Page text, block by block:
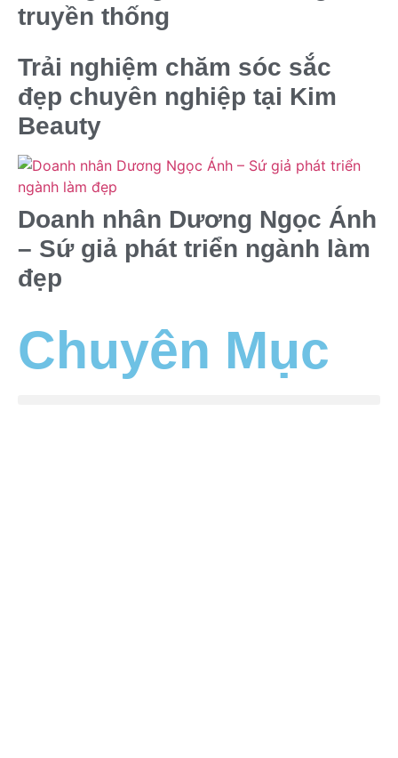
truyền thống
Trải nghiệm chăm sóc sắc
đẹp chuyên nghiệp tại Kim
Beauty
Doanh nhân Dương Ngọc Ánh
– Sứ giả phát triển ngành làm
đẹp
Chuyên Mục